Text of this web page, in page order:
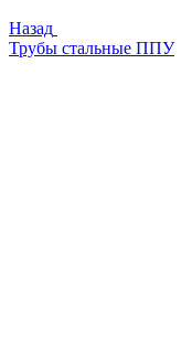
Назад
Трубы стальные ППУ